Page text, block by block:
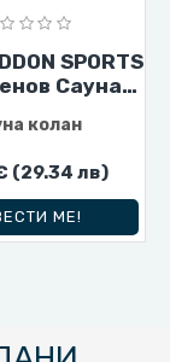
SPORTS
Сауна
колан
(29.34 лв)
МЕ!